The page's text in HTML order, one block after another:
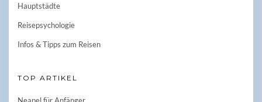
Hauptstädte
Reisepsychologie
Infos & Tipps zum Reisen
TOP ARTIKEL